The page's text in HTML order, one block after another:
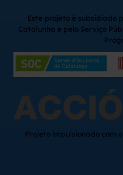
Este projeto é subsidiado
Catalunha e pelo Serviço
Projeto impulsionado com